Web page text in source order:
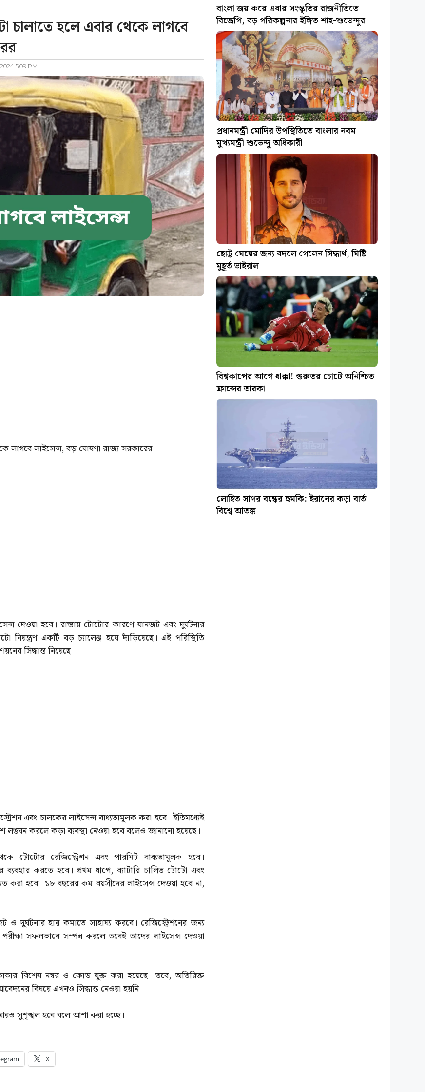
হলে এবার থেকে লাগবে
5:09 PM
লাগবে লাইসেন্স, বড় ঘোষণা রাজ্য সরকারের।
দেওয়া হবে। রাস্তায় টোটোর কারণে যানজট এবং দুর্ঘটনার
একটি বড় চ্যালেঞ্জ হয়ে দাঁড়িয়েছে। এই পরিস্থিতি
সিদ্ধান্ত নিয়েছে।
এবং চালকের লাইসেন্স বাধ্যতামূলক করা হবে। ইতিমধ্যেই
লঙ্ঘন করলে কড়া ব্যবস্থা নেওয়া হবে বলেও জানানো হয়েছে।
টোটোর রেজিস্ট্রেশন এবং পারমিট বাধ্যতামূলক হবে।
করতে হবে। প্রথম ধাপে, ব্যাটারি চালিত টোটো এবং
করা হবে। ১৮ বছরের কম বয়সীদের লাইসেন্স দেওয়া হবে না,
ও দুর্ঘটনার হার কমাতে সাহায্য করবে। রেজিস্ট্রেশনের জন্য
সফলভাবে সম্পন্ন করলে তবেই তাদের লাইসেন্স দেওয়া
বিশেষ নম্বর ও কোড যুক্ত করা হয়েছে। তবে, অতিরিক্ত
বিষয়ে এখনও সিদ্ধান্ত নেওয়া হয়নি।
সুশৃঙ্খল হবে বলে আশা করা হচ্ছে।
X
বাংলা জয় করে এবার সংস্কৃতির রাজনীতিতে
বিজেপি, বড় পরিকল্পনার ইঙ্গিত শাহ-শুভেন্দুর
প্রধানমন্ত্রী মোদির উপস্থিতিতে বাংলার নবম
মুখ্যমন্ত্রী শুভেন্দু অধিকারী
ছোট্ট মেয়ের জন্য বদলে গেলেন সিদ্ধার্থ, মিষ্টি
মুহূর্ত ভাইরাল
বিশ্বকাপের আগে ধাক্কা! গুরুতর চোটে অনিশ্চিত
ফ্রান্সের তারকা
লোহিত সাগর বন্ধের হুমকি: ইরানের কড়া বার্তা
বিশ্বে আতঙ্ক